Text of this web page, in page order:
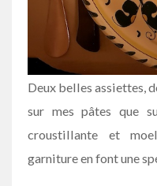
Deux belles assiettes,
sur mes pâtes que
croustillante et
garniture en font une